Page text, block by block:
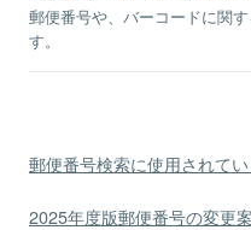
郵便番号や、バーコードに関
す。
郵便番号検索に使用されて
2025年度版郵便番号の変更